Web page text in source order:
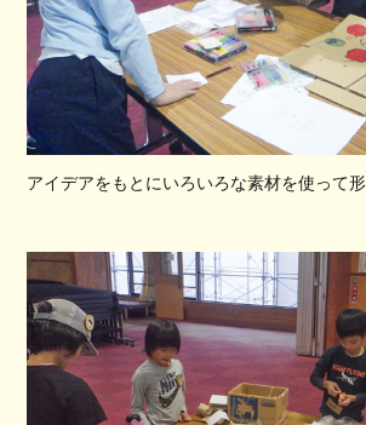
アイデアをもとにいろいろな素材を使って形